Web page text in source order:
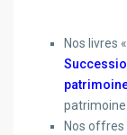
Nos livres «
Nos offres